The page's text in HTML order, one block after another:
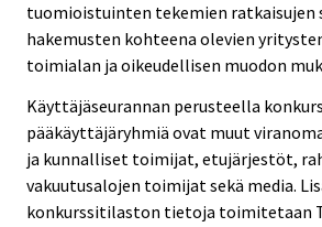
tuomioistuinten tekemien ratkaisujen
hakemusten kohteena olevien
toimialan ja oikeudellisen muodon
Käyttäjäseurannan perusteella
pääkäyttäjäryhmiä ovat muut
ja kunnalliset toimijat, etujärjestöt,
vakuutusalojen toimijat sekä media.
konkurssitilaston tietoja toimitetaan